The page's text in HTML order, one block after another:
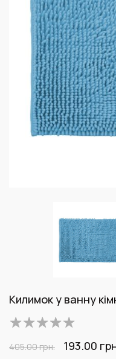
Килимок у ванну
405.00грн. 193.00